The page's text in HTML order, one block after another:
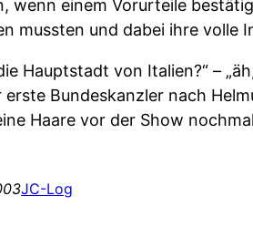
wenn einem Vorurteile
mussten und dabei ihre volle
Hauptstadt von Italien?“ –
erste Bundeskanzler nach
Haare vor der Show
JC-Log